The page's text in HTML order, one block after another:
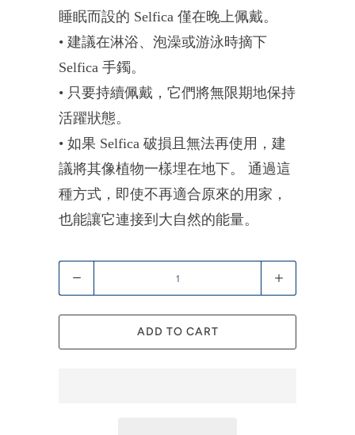
睡眠而設的 Selfica 僅在晚上佩戴。
• 建議在淋浴、泡澡或游泳時摘下
Selfica 手鐲。
• 只要持續佩戴，它們將無限期地保持
活躍狀態。
• 如果 Selfica 破損且無法再使用，建
議將其像植物一樣埋在地下。 通過這
種方式，即使不再適合原來的用家，
也能讓它連接到大自然的能量。
ADD TO CART